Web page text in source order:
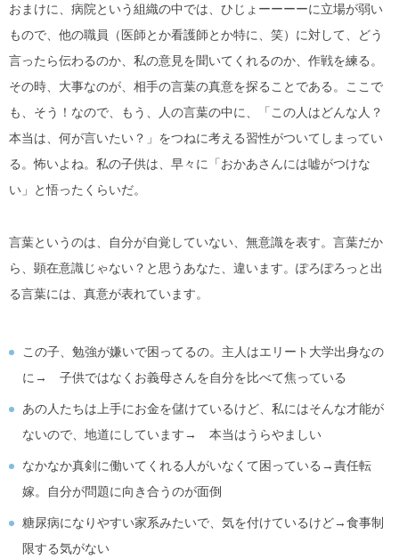
おまけに、病院という組織の中では、ひじょーーーーに立場が弱い
もので、他の職員（医師とか看護師とか特に、笑）に対して、どう
言ったら伝わるのか、私の意見を聞いてくれるのか、作戦を練る。
その時、大事なのが、相手の言葉の真意を探ることである。ここで
も、そう！なので、もう、人の言葉の中に、「この人はどんな人？
本当は、何が言いたい？」をつねに考える習性がついてしまってい
る。怖いよね。私の子供は、早々に「おかあさんには嘘がつけな
い」と悟ったくらいだ。
言葉というのは、自分が自覚していない、無意識を表す。言葉だか
ら、顕在意識じゃない？と思うあなた、違います。ぽろぽろっと出
る言葉には、真意が表れています。
この子、勉強が嫌いで困ってるの。主人はエリート大学出身なの
に→ 子供ではなくお義母さんを自分を比べて焦っている
あの人たちは上手にお金を儲けているけど、私にはそんな才能が
ないので、地道にしています→ 本当はうらやましい
なかなか真剣に働いてくれる人がいなくて困っている→責任転
嫁。自分が問題に向き合うのが面倒
糖尿病になりやすい家系みたいで、気を付けているけど→食事制
限する気がない